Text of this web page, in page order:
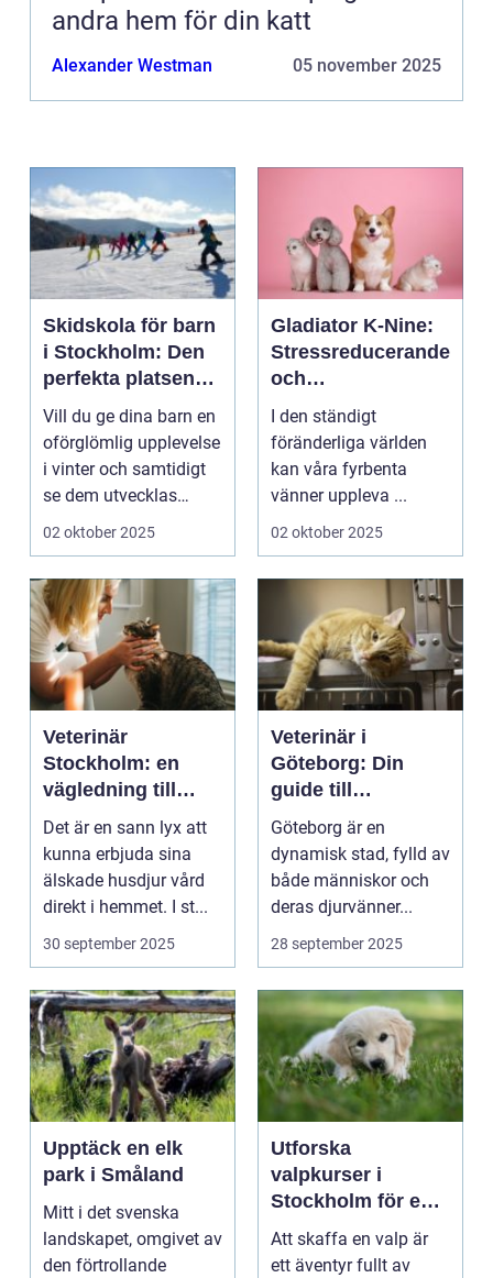
andra hem för din katt
Alexander Westman 05 november 2025
Skidskola för barn
i Stockholm: Den
perfekta platsen
för små blivande
skidåkare
Vill du ge dina barn en
oförglömlig upplevelse
i vinter och samtidigt
se dem utvecklas
p&a...
02 oktober 2025
Gladiator K-Nine:
Stressreducerande
och
ångestdämpande
hundhalsband
I den ständigt
föränderliga världen
kan våra fyrbenta
vänner uppleva ...
02 oktober 2025
Veterinär
Stockholm: en
vägledning till
vård i hemmiljö
Det är en sann lyx att
kunna erbjuda sina
älskade husdjur vård
direkt i hemmet. I st...
30 september 2025
Veterinär i
Göteborg: Din
guide till
djursjukvård
Göteborg är en
dynamisk stad, fylld av
både människor och
deras djurvänner...
28 september 2025
Upptäck en elk
park i Småland
Mitt i det svenska
landskapet, omgivet av
den förtrollande
Utforska
valpkurser i
Stockholm för en
lycklig och
välanpassad valp
Att skaffa en valp är
ett äventyr fullt av